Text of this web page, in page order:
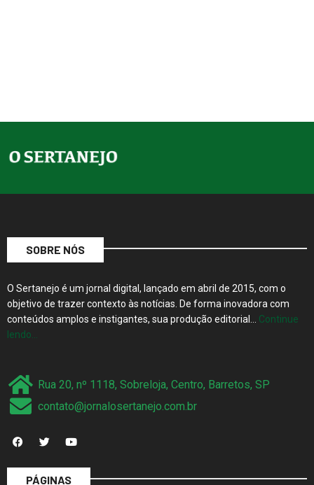
objetivo de trazer contexto às notícias. De forma inovadora com
conteúdos amplos e instigantes, sua produção editorial…Continue
lendo…
contato@jornalosertanejo.com.br